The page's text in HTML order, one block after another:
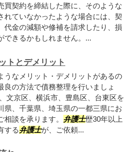
買契約を締結した際に、そのような
れていなかったような場合には、契
代金の減額や修補を請求したり、損
できるかもしれません。...
トとデメリット
うなメリット・デメリットがあるの
良の方法で債務整理を行いましょ
文京区、横浜市、豊島区、台東区を
県、千葉県、埼玉県の一都三県にお
談を承ります。 弁護士歴30年以上
する弁護士が、ご依頼...